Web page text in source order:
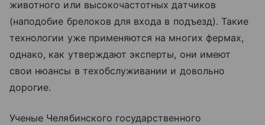
животного или высокочастотных датчиков
(наподобие брелоков для входа в подъезд). Такие
технологии уже применяются на многих фермах,
однако, как утверждают эксперты, они имеют
свои нюансы в техобслуживании и довольно
дорогие.
Ученые Челябинского государственного